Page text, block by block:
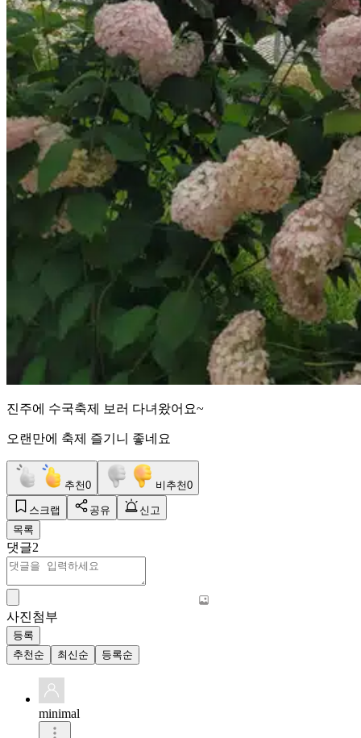
진주에 수국축제 보러 다녀왔어요~
오랜만에 축제 즐기니 좋네요
추천0 비추천0
스크랩 공유
신고
목록
댓글2
사진첨부
등록
추천순
최신순 등록순
minimal